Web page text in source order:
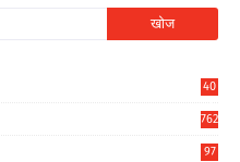
40
762
97